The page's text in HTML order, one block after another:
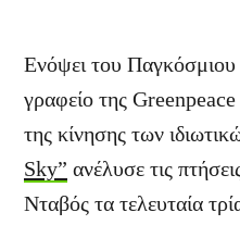
Ενόψει του
γραφείο της
της κίνησης των
Sky” ανέλυσε τις
Νταβός τα τελευταία